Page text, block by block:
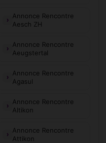
Annonce Rencontre
Aesch ZH
Annonce Rencontre
Aeugstertal
Annonce Rencontre
Agasul
Annonce Rencontre
Altikon
Annonce Rencontre
Attikon